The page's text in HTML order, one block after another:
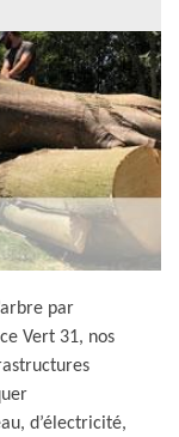
par
Vert 31, nos
d’électricité,